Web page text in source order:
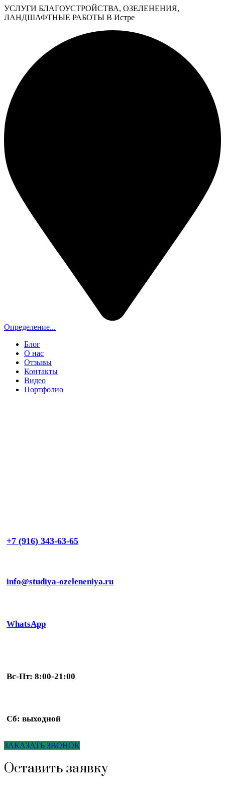
УСЛУГИ БЛАГОУСТРОЙСТВА, ОЗЕЛЕНЕНИЯ,
ЛАНДШАФТНЫЕ РАБОТЫ В Истре
Определение...
Блог
О нас
Отзывы
Контакты
Видео
Портфолио
+7 (916) 343-63-65
info@studiya-ozeleneniya.ru
WhatsApp
Вс-Пт: 8:00-21:00
Сб: выходной
ЗАКАЗАТЬ ЗВОНОК
Оставить заявку